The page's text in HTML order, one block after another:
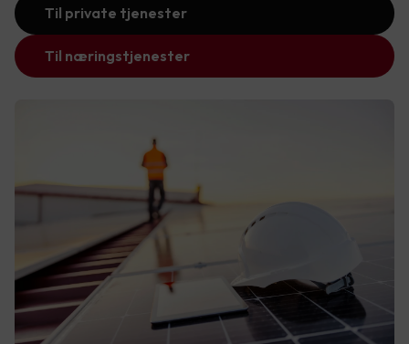
Til private tjenester
Til næringstjenester